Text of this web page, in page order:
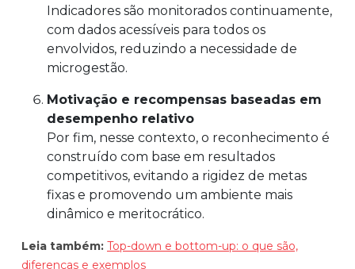
Indicadores são monitorados continuamente,
com dados acessíveis para todos os
envolvidos, reduzindo a necessidade de
microgestão.
Motivação e recompensas baseadas em
desempenho relativo
Por fim, nesse contexto, o reconhecimento é
construído com base em resultados
competitivos, evitando a rigidez de metas
fixas e promovendo um ambiente mais
dinâmico e meritocrático.
Leia também: Top-down e bottom-up: o que são,
diferenças e exemplos